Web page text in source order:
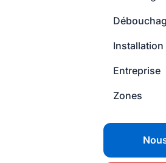
Installation
Entreprise
Zones